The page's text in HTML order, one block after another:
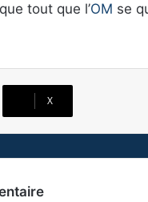
tout que l’OM se
X